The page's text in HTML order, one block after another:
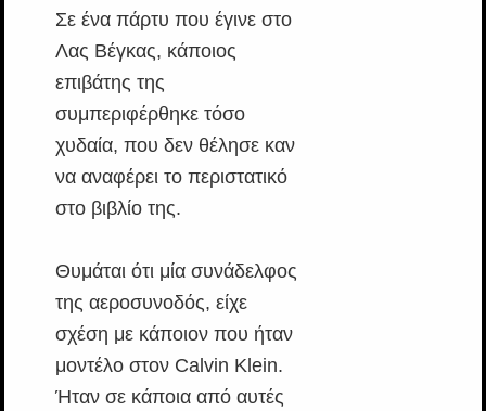
Σε ένα πάρτυ που έγινε στο
Λας Βέγκας, κάποιος
επιβάτης της
συμπεριφέρθηκε τόσο
χυδαία, που δεν θέλησε καν
να αναφέρει το περιστατικό
στο βιβλίο της.
Θυμάται ότι μία συνάδελφος
της αεροσυνοδός, είχε
σχέση με κάποιον που ήταν
μοντέλο στον Calvin Klein.
Ήταν σε κάποια από αυτές